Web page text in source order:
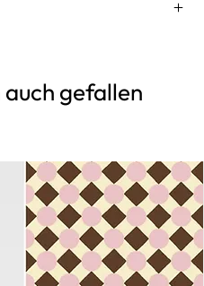
gefallen